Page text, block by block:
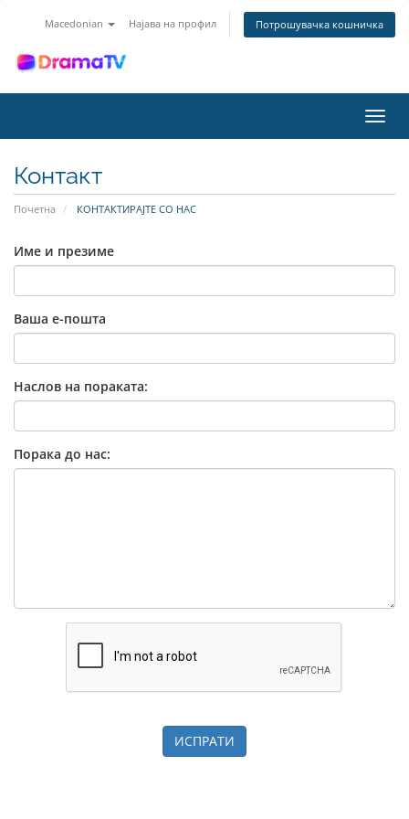
Macedonian Најава на профил Потрошувачка кошничка
ја
Контакт
Почетна КОНТАКТИРАЈТЕ СО НАС
Име и презиме
Ваша е-пошта
Наслов на пораката:
Порака до нас:
ИСПРАТИ